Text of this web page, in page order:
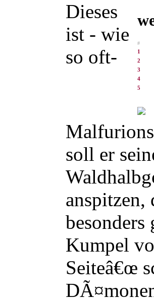
#
1
2
3
4
5
Dieses
ist - wie
so oft-
soll er
anspitzen,
besonders
Kumpel
Seiteâ€œ